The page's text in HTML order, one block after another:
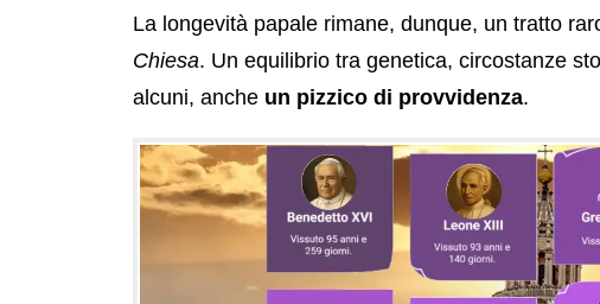
La longevità papale rimane, dunque, un tratto
Chiesa. Un equilibrio tra genetica, circostanze
alcuni, anche un pizzico di provvidenza.